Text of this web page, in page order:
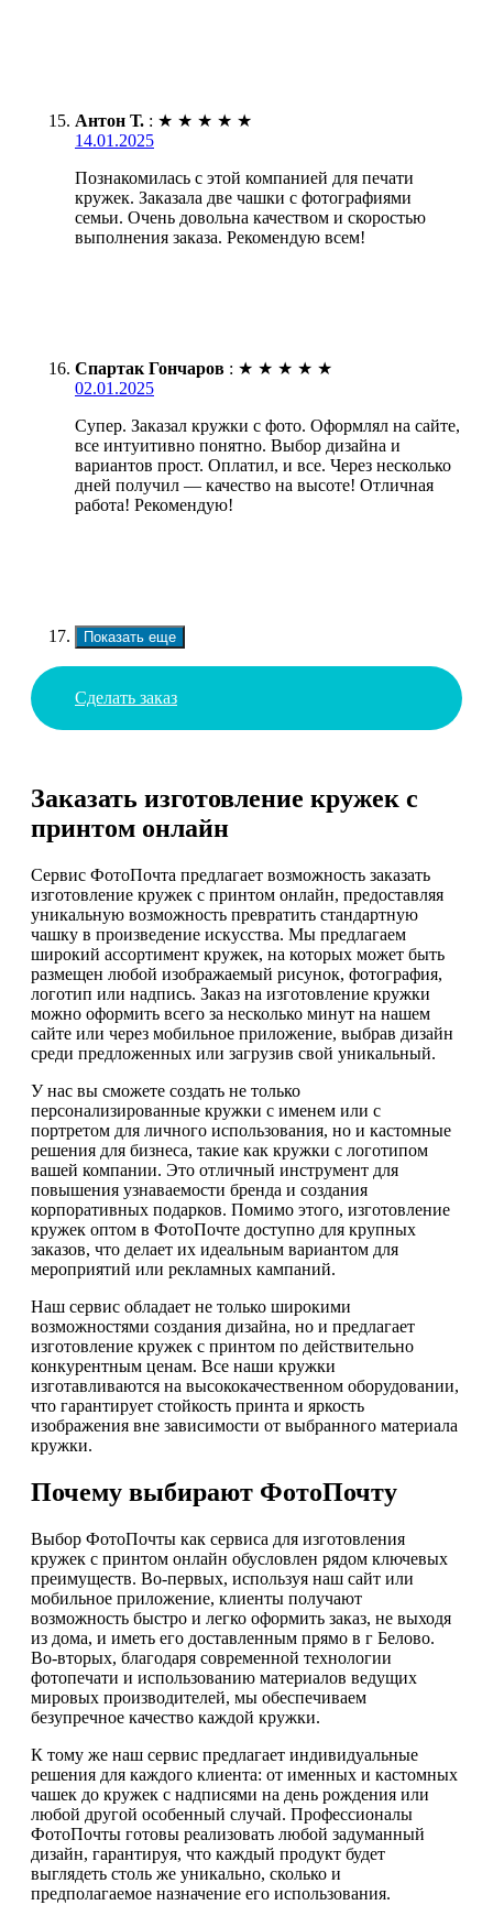
Антон Т. : ★ ★ ★ ★ ★
14.01.2025
Познакомилась с этой компанией для печати
кружек. Заказала две чашки с фотографиями
семьи. Очень довольна качеством и скоростью
выполнения заказа. Рекомендую всем!
Спартак Гончаров : ★ ★ ★ ★ ★
02.01.2025
Супер. Заказал кружки с фото. Оформлял на сайте,
все интуитивно понятно. Выбор дизайна и
вариантов прост. Оплатил, и все. Через несколько
дней получил — качество на высоте! Отличная
работа! Рекомендую!
Показать еще
Сделать заказ
Заказать изготовление кружек с
принтом онлайн
Сервис ФотоПочта предлагает возможность заказать
изготовление кружек с принтом онлайн, предоставляя
уникальную возможность превратить стандартную
чашку в произведение искусства. Мы предлагаем
широкий ассортимент кружек, на которых может быть
размещен любой изображаемый рисунок, фотография,
логотип или надпись. Заказ на изготовление кружки
можно оформить всего за несколько минут на нашем
сайте или через мобильное приложение, выбрав дизайн
среди предложенных или загрузив свой уникальный.
У нас вы сможете создать не только
персонализированные кружки с именем или с
портретом для личного использования, но и кастомные
решения для бизнеса, такие как кружки с логотипом
вашей компании. Это отличный инструмент для
повышения узнаваемости бренда и создания
корпоративных подарков. Помимо этого, изготовление
кружек оптом в ФотоПочте доступно для крупных
заказов, что делает их идеальным вариантом для
мероприятий или рекламных кампаний.
Наш сервис обладает не только широкими
возможностями создания дизайна, но и предлагает
изготовление кружек с принтом по действительно
конкурентным ценам. Все наши кружки
изготавливаются на высококачественном оборудовании,
что гарантирует стойкость принта и яркость
изображения вне зависимости от выбранного материала
кружки.
Почему выбирают ФотоПочту
Выбор ФотоПочты как сервиса для изготовления
кружек с принтом онлайн обусловлен рядом ключевых
преимуществ. Во-первых, используя наш сайт или
мобильное приложение, клиенты получают
возможность быстро и легко оформить заказ, не выходя
из дома, и иметь его доставленным прямо в г Белово.
Во-вторых, благодаря современной технологии
фотопечати и использованию материалов ведущих
мировых производителей, мы обеспечиваем
безупречное качество каждой кружки.
К тому же наш сервис предлагает индивидуальные
решения для каждого клиента: от именных и кастомных
чашек до кружек с надписями на день рождения или
любой другой особенный случай. Профессионалы
ФотоПочты готовы реализовать любой задуманный
дизайн, гарантируя, что каждый продукт будет
выглядеть столь же уникально, сколько и
предполагаемое назначение его использования.